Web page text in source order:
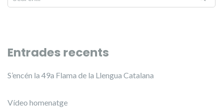
Entrades recents
S’encén la 49a Flama de la Llengua Catalana
Vídeo homenatge